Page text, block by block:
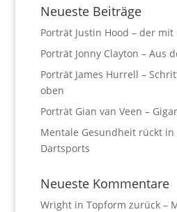
Neueste Beiträge
Porträt Justin Hood – der
Porträt Jonny Clayton – Aus
Porträt James Hurrell –
oben
Porträt Gian van Veen –
Mentale Gesundheit rückt in
Dartsports
Neueste Kommentare
Wright in Topform zurück –